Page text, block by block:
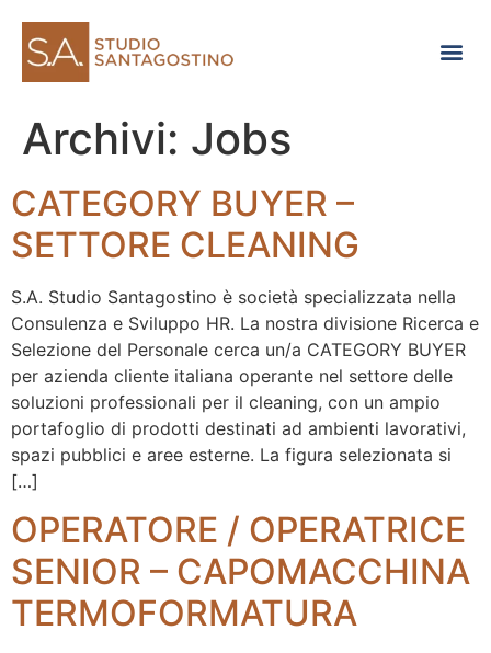
Archivi: Jobs
CATEGORY BUYER –
SETTORE CLEANING
S.A. Studio Santagostino è società specializzata nella
Consulenza e Sviluppo HR. La nostra divisione Ricerca e
Selezione del Personale cerca un/a CATEGORY BUYER
per azienda cliente italiana operante nel settore delle
soluzioni professionali per il cleaning, con un ampio
portafoglio di prodotti destinati ad ambienti lavorativi,
spazi pubblici e aree esterne. La figura selezionata si
[…]
OPERATORE / OPERATRICE
SENIOR – CAPOMACCHINA
TERMOFORMATURA